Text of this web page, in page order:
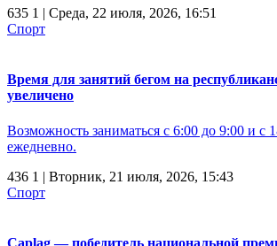
635 1 | Среда, 22 июля, 2026, 16:51
Спорт
Время для занятий бегом на
увеличено
Возможность заниматься с 6:00 до 9:00 и с
ежедневно.
436 1 | Вторник, 21 июля, 2026, 15:43
Спорт
Caplag — победитель национальной